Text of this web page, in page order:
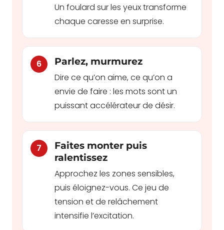
Un foulard sur les yeux transforme
chaque caresse en surprise.
6
Parlez, murmurez
Dire ce qu’on aime, ce qu’on a
envie de faire : les mots sont un
puissant accélérateur de désir.
7
Faites monter puis
ralentissez
Approchez les zones sensibles,
puis éloignez-vous. Ce jeu de
tension et de relâchement
intensifie l’excitation.